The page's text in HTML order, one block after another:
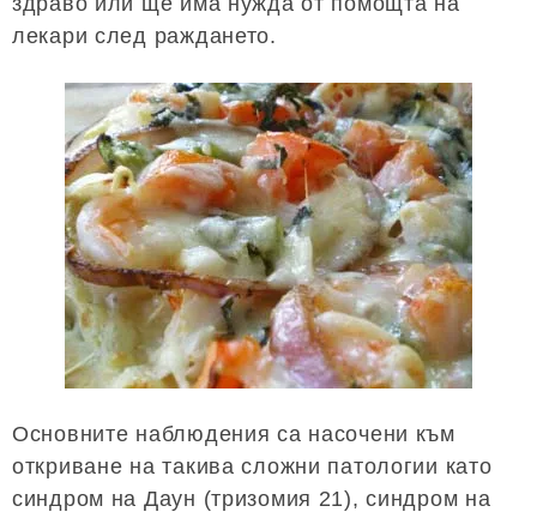
лекари след раждането.
Основните наблюдения са насочени към
откриване на такива сложни патологии като
синдром на Даун (тризомия 21), синдром на